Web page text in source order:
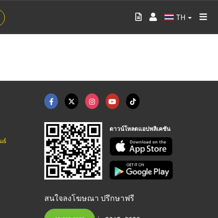
TH
ธ์
ดาวน์โหลดแอปพลิเคชัน
สนใจลงโฆษณา ปรึกษาฟรี